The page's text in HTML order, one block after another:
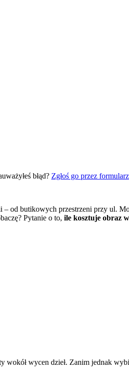
błąd? Zgłoś go przez formularz
– od butikowych przestrzeni przy ul.
Pytanie o to, ile kosztuje obraz
wycen dzieł. Zanim jednak